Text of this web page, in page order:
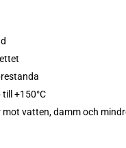
+150°C
vatten, damm och